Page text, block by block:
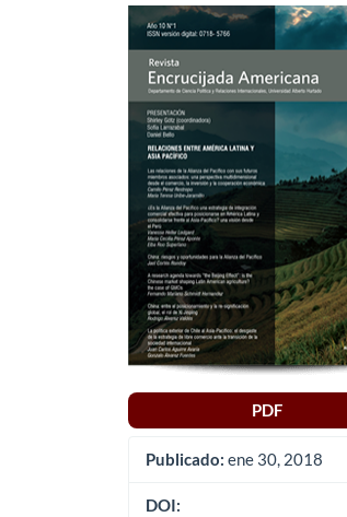
Barra
lateral
del
artículo
PDF
Publicado: ene 30, 2018
DOI: